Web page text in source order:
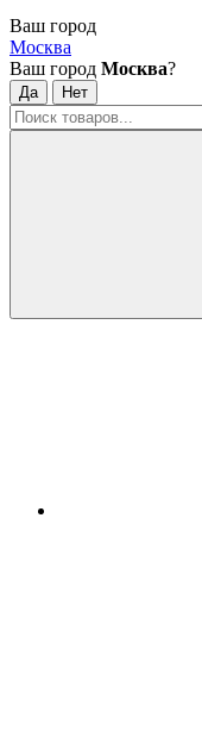
Ваш город
Москва
Ваш город Москва?